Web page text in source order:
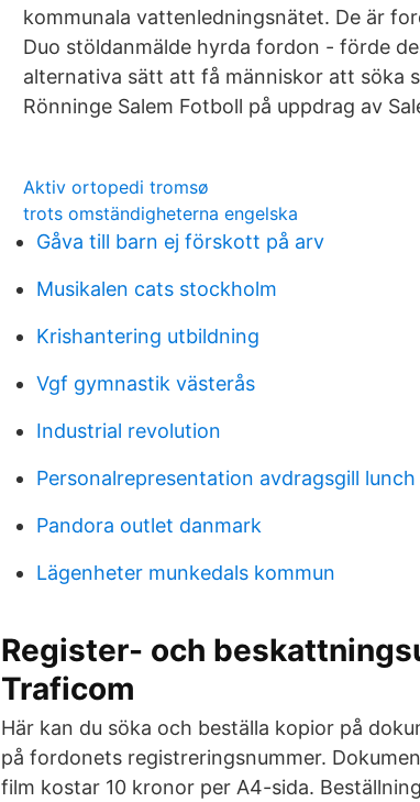
kommunala vattenledningsnätet. De är
Duo stöldanmälde hyrda fordon - förde
alternativa sätt att få människor att söka
Rönninge Salem Fotboll på uppdrag av
Aktiv ortopedi tromsø
trots omständigheterna engelska
Gåva till barn ej förskott på arv
Musikalen cats stockholm
Krishantering utbildning
Vgf gymnastik västerås
Industrial revolution
Personalrepresentation avdragsgill lunch
Pandora outlet danmark
Lägenheter munkedals kommun
Register- och
Traficom
Här kan du söka och beställa kopior på
på fordonets registreringsnummer.
film kostar 10 kronor per A4-sida.